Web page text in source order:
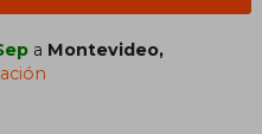
a Montevideo,